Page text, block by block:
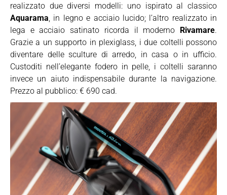
realizzato due diversi modelli: uno ispirato al classico
Aquarama , in legno e acciaio lucido; l’altro realizzato in
lega e acciaio satinato ricorda il moderno Rivamare.
Grazie a un supporto in plexiglass, i due coltelli possono
diventare delle sculture di arredo, in casa o in ufficio.
Custoditi nell’elegante fodero in pelle, i coltelli saranno
invece un aiuto indispensabile durante la navigazione.
Prezzo al pubblico: € 690 cad.